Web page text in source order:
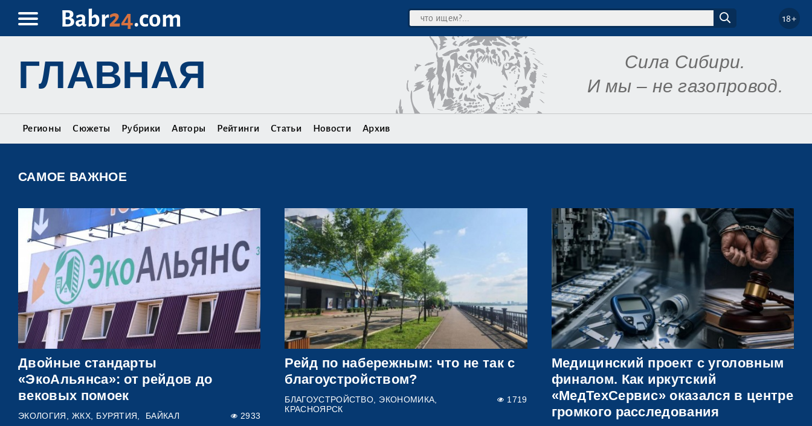
Babr24.com 18+
Сила Сибири.
И мы – не газопровод.
ГЛАВНАЯ
Регионы Сюжеты Рубрики Авторы Рейтинги Статьи Новости Архив
САМОЕ ВАЖНОЕ
Двойные стандарты
«ЭкоАльянса»: от рейдов до
вековых помоек
ЭКОЛОГИЯ ЖКХ БУРЯТИЯ БАЙКАЛ 2933
Рейд по набережным: что не так с
благоустройством?
БЛАГОУСТРОЙСТВО
ЭКОНОМИКА
КРАСНОЯРСК
1719
Медицинский проект с уголовным
финалом. Как иркутский
«МедТехСервис» оказался в центре
громкого расследования